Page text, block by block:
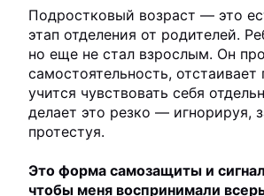
Подростковый возраст — это
этап отделения от родителей.
но еще не стал взрослым. Он
самостоятельность, отстаивает
учится чувствовать себя
делает это резко — игнорируя,
протестуя.
Это форма самозащиты и
чтобы меня воспринимали